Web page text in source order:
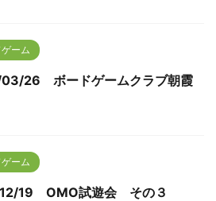
ーム
26 ボードゲームクラブ朝霞
ーム
19 OMO試遊会 その３